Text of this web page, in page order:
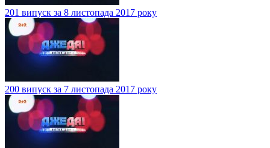
201 випуск за 8 листопада 2017 року
200 випуск за 7 листопада 2017 року